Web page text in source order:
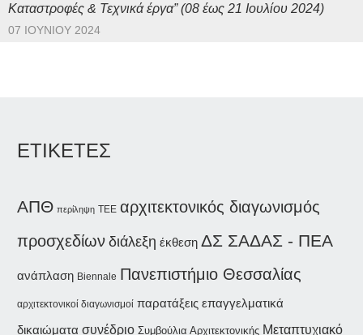
Καταστροφές & Τεχνικά έργα” (08 έως 21 Ιουλίου 2024)
07 ΙΟΥΝΊΟΥ 2024
ΕΤΙΚΕΤΕΣ
ΑΠΘ περίληψη ΤΕΕ αρχιτεκτονικός διαγωνισμός
προσχεδίων διάλεξη έκθεση ΔΣ ΣΑΔΑΣ - ΠΕΑ
ανάπλαση Biennale Πανεπιστήμιο Θεσσαλίας
αρχιτεκτονικοί διαγωνισμοί παρατάξεις επαγγελματικά
δικαιώματα συνέδριο Συμβούλια Αρχιτεκτονικής Μεταπτυχιακό